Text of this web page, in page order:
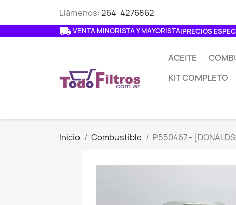
Llámenos:264-4276862
local_shipping VENTA MINORISTA Y MAYORISTA|PRECIOS
ACEITE
KIT COMPLETO
Inicio Combustible P550467 -